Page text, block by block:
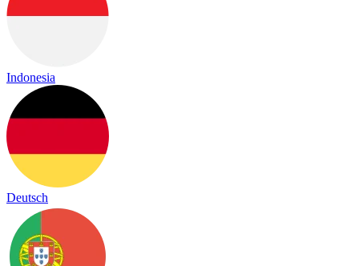
Indonesia
Deutsch